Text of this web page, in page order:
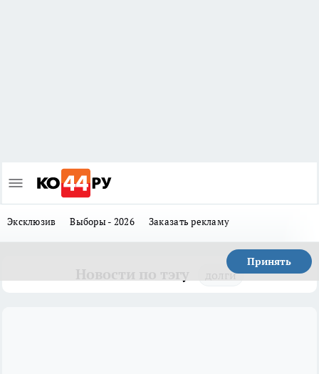
Эксклюзив Выборы - 2026 Заказать рекламу
Принять
долги